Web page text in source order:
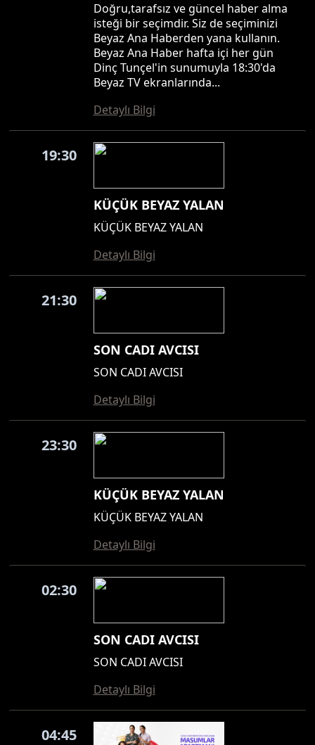
Doğru,tarafsız ve güncel haber alma
isteği bir seçimdir. Siz de seçiminizi
Beyaz Ana Haberden yana kullanın.
Beyaz Ana Haber hafta içi her gün
Dinç Tunçel'in sunumuyla 18:30'da
Beyaz TV ekranlarında...
Detaylı Bilgi
19:30
KÜÇÜK BEYAZ YALAN
KÜÇÜK BEYAZ YALAN
Detaylı Bilgi
21:30
SON CADI AVCISI
SON CADI AVCISI
Detaylı Bilgi
23:30
KÜÇÜK BEYAZ YALAN
KÜÇÜK BEYAZ YALAN
Detaylı Bilgi
02:30
SON CADI AVCISI
SON CADI AVCISI
Detaylı Bilgi
04:45